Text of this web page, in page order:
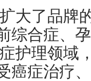
了品牌
综合症、
护理领域
癌症治疗